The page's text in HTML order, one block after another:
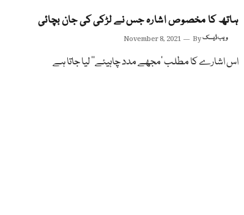
ہاتھ کا مخصوص اشارہ جس نے لڑکی کی جان بچائی
November 8, 2021 Byویب ڈیسک
اس اشارے کا مطلب ’مجھے مدد چاہیئے‘‘ لیا جاتا ہے